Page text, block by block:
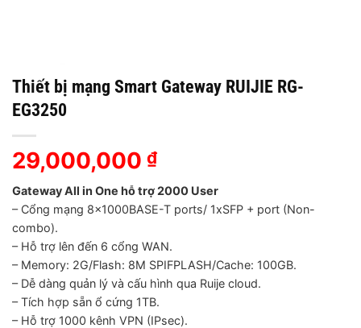
Thiết bị mạng Smart Gateway RUIJIE RG-
EG3250
29,000,000 ₫
Gateway All in One hỗ trợ 2000 User
– Cổng mạng 8x1000BASE-T ports/ 1xSFP + port (Non-
combo).
– Hỗ trợ lên đến 6 cổng WAN.
– Memory: 2G/Flash: 8M SPIFPLASH/Cache: 100GB.
– Dễ dàng quản lý và cấu hình qua Ruije cloud.
– Tích hợp sẵn ổ cứng 1TB.
– Hỗ trợ 1000 kênh VPN (IPsec).